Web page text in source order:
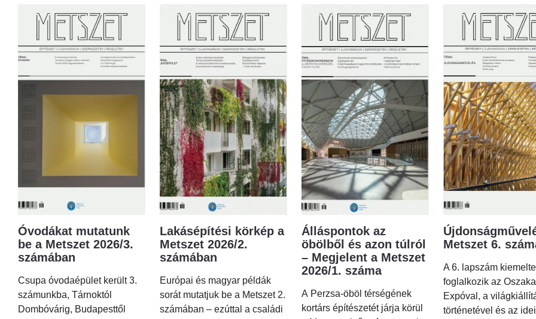
Óvodákat mutatunk
be a Metszet 2026/3.
számában
Csupa óvodaépület került 3.
számunkba, Tárnoktól
Dombóvárig, Budapesttől
Lakásépítési körkép a
Metszet 2026/2.
számában
Európai és magyar példák
sorát mutatjuk be a Metszet 2.
számában – ezúttal a családi
Álláspontok az
öbölből és azon túlról
– Megjelent a Metszet
2026/1. száma
A Perzsa-öböl térségének
kortárs építészetét járja körül
Metszet 6.
A 6. lapszám
foglalkozik az
Expóval, a
történetével és az